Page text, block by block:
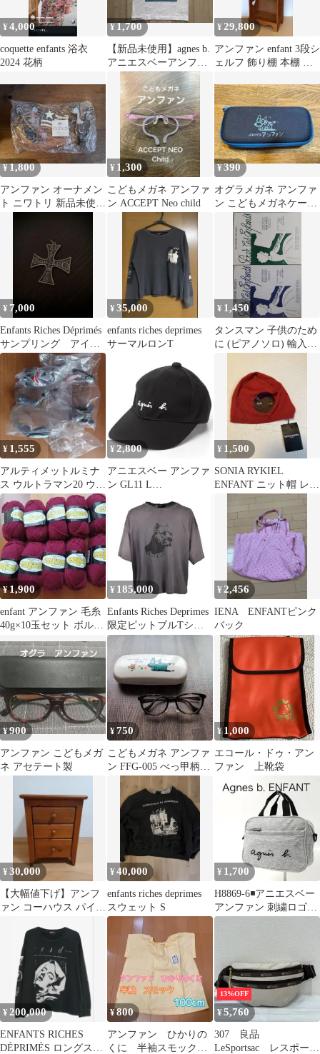
¥4,000
coquette enfants 浴衣
2024 花柄
¥1,700
【新品未使用】agnes b.
アニエスベーアンファ
ン プリントTシャツ
6ans
¥ 29,800
アンファン enfant 3段シ
ェルフ 飾り棚 本棚 ラ
¥1,800
アンファン オーナメン
ト ニワトリ 新品未使用
¥ 1,300
こどもメガネ アンファ
ン ACCEPT Neo child
¥390
オグラメガネ アンファ
ン こどもメガネケース
紺色 ファスナー付
¥ 7,000
Enfants Riches Déprimés
サンプリング アイア
ンクロス
¥35,000
enfants riches deprimes
サーマルロンT
¥ 1,450
タンスマン 子供のため
に (ピアノソロ) 輸入楽
Enfants エシッグ/Max
Eschig 洋書
¥ 1,555
アルティメットルミナ
ス ウルトラマン20 ウル
トラマンネクサスアン
ファンス
¥ 2,800
アニエスベー アンファ
ン GL11 L
¥ 1,500
SONIA RYKIEL
ENFANT ニット帽 レッ
¥1,900
enfant アンファン 毛糸
40g×10玉セット ボルド
ー系
¥ 185,000
Enfants Riches Deprimes
限定ピットブルTシャ
ツ正規品新品
¥2,456
IENA ENFANTピンク
バック
¥900
アンファン こどもメガ
ネ アセテート製
¥750
こどもメガネ アンファ
ン FFG-005 べっ甲柄
¥ 1,000
エコール・ドゥ・アン
ファン 上靴袋
¥30,000
【大幅値下げ】アンフ
ァン コーハウス パイン
リー調
¥40,000
enfants riches deprimes
スウェット S
¥ 1,700
H8869-6◾️アニエスベー
アンファン 刺繍ロゴ
ミニハンドバッグ
¥ 200,000
ENFANTS RICHES
DÉPRIMÉS ロングスリ
¥800
アンファン ひかりの
くに 半袖スモック
13%OFF
¥5,760
307 良品
LeSportsac レスポート